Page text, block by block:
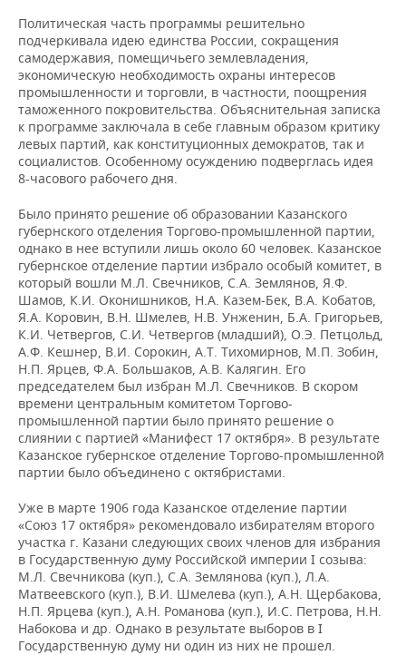
Политическая часть программы решительно
подчеркивала идею единства России, сокращения
самодержавия, помещичьего землевладения,
экономическую необходимость охраны интересов
промышленности и торговли, в частности, поощрения
таможенного покровительства. Объяснительная записка
к программе заключала в себе главным образом критику
левых партий, как конституционных демократов, так и
социалистов. Особенному осуждению подверглась идея
8-часового рабочего дня.
Было принято решение об образовании Казанского
губернского отделения Торгово-промышленной партии,
однако в нее вступили лишь около 60 человек. Казанское
губернское отделение партии избрало особый комитет, в
который вошли М.Л. Свечников, С.А. Землянов, Я.Ф.
Шамов, К.И. Оконишников, Н.А. Казем-Бек, В.А. Кобатов,
Я.А. Коровин, В.Н. Шмелев, Н.В. Унженин, Б.А. Григорьев,
К.И. Четвергов, С.И. Четвергов (младший), О.Э. Петцольд,
А.Ф. Кешнер, В.И. Сорокин, А.Т. Тихомирнов, М.П. Зобин,
Н.П. Ярцев, Ф.А. Большаков, А.В. Калягин. Его
председателем был избран М.Л. Свечников. В скором
времени центральным комитетом Торгово-
промышленной партии было принято решение о
слиянии с партией «Манифест 17 октября». В результате
Казанское губернское отделение Торгово-промышленной
партии было объединено с октябристами.
Уже в марте 1906 года Казанское отделение партии
«Союз 17 октября» рекомендовало избирателям второго
участка г. Казани следующих своих членов для избрания
в Государственную думу Российской империи I созыва:
М.Л. Свечникова (куп.), С.А. Землянова (куп.), Л.А.
Матвеевского (куп.), В.И. Шмелева (куп.), А.Н. Щербакова,
Н.П. Ярцева (куп.), А.Н. Романова (куп.), И.С. Петрова, Н.Н.
Набокова и др. Однако в результате выборов в I
Государственную думу ни один из них не прошел.